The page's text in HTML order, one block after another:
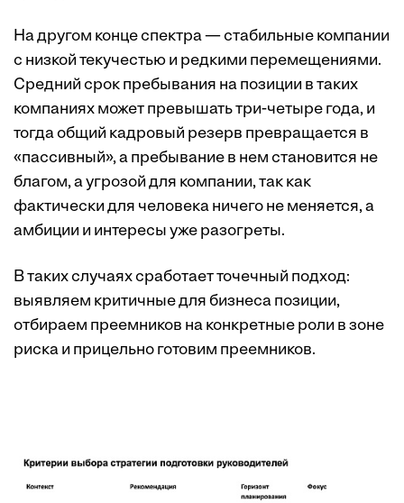
На другом конце спектра — стабильные компании
с низкой текучестью и редкими перемещениями.
Средний срок пребывания на позиции в таких
компаниях может превышать три-четыре года, и
тогда общий кадровый резерв превращается в
«пассивный», а пребывание в нем становится не
благом, а угрозой для компании, так как
фактически для человека ничего не меняется, а
амбиции и интересы уже разогреты.
В таких случаях сработает точечный подход:
выявляем критичные для бизнеса позиции,
отбираем преемников на конкретные роли в зоне
риска и прицельно готовим преемников.